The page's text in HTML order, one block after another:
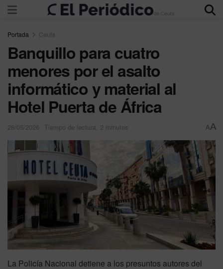
Portada Ceuta
Banquillo para cuatro
menores por el asalto
informático y material al
Hotel Puerta de África
28/05/2026 Tiempo de lectura: 2 minutos AA
La Policía Nacional detiene a los presuntos autores del